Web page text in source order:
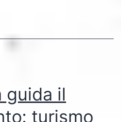
guida il
turismo